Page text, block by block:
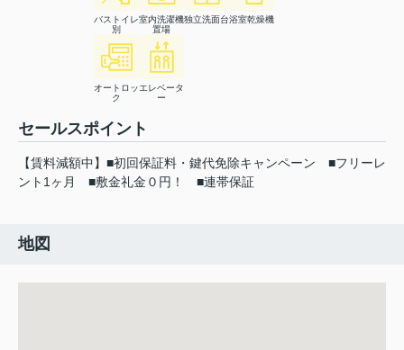
バストイレ
別
室内洗濯機
置場
独立洗面台浴室乾燥機
オートロッ
ク
エレベータ
ー
セールスポイント
【賃料減額中】■初回保証料・鍵代免除キャンペーン ■フリーレ
ント1ヶ月 ■敷金礼金０円！ ■連帯保証
地図